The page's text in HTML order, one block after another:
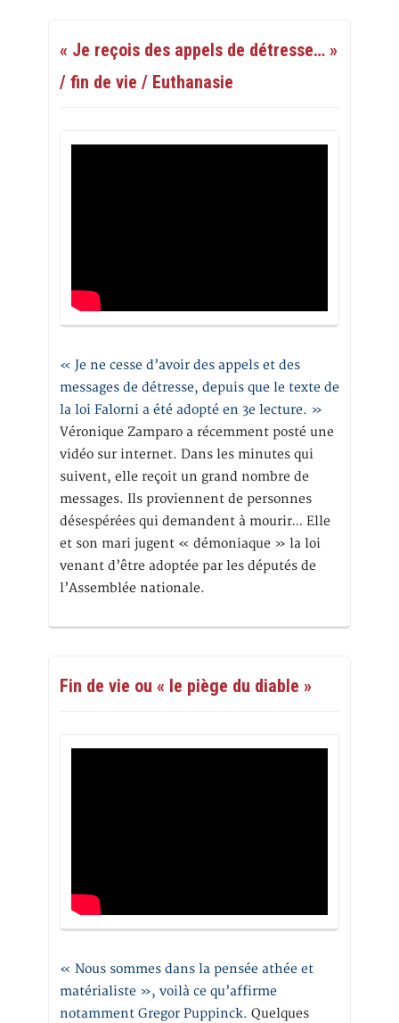
« Je reçois des appels de détresse… »
/ fin de vie / Euthanasie
« Je ne cesse d’avoir des appels et des
messages de détresse, depuis que le texte de
la loi Falorni a été adopté en 3e lecture. »
Véronique Zamparo a récemment posté une
vidéo sur internet. Dans les minutes qui
suivent, elle reçoit un grand nombre de
messages. Ils proviennent de personnes
désespérées qui demandent à mourir… Elle
et son mari jugent « démoniaque » la loi
venant d’être adoptée par les députés de
l’Assemblée nationale.
Fin de vie ou « le piège du diable »
« Nous sommes dans la pensée athée et
matérialiste », voilà ce qu’affirme
notamment Gregor Puppinck. Quelques